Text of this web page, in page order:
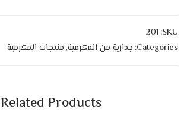
SKU:
201
Categories: جدارية من المكرمية,منتجات المكرمية
Related Products